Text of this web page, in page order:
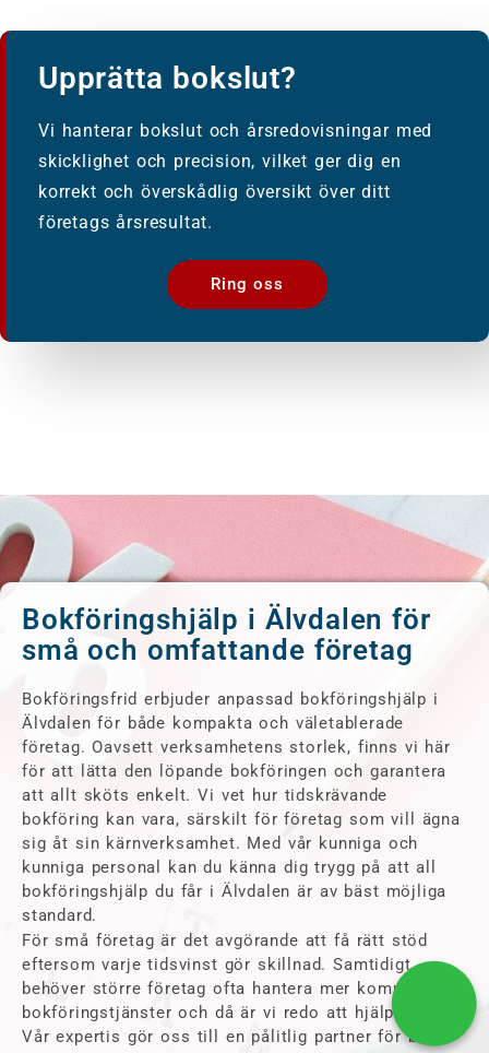
Upprätta bokslut?
Vi hanterar bokslut och årsredovisningar med
skicklighet och precision, vilket ger dig en
korrekt och överskådlig översikt över ditt
företags årsresultat.
Ring oss
Bokföringshjälp i Älvdalen för
små och omfattande företag
Bokföringsfrid erbjuder anpassad bokföringshjälp i
Älvdalen för både kompakta och väletablerade
företag. Oavsett verksamhetens storlek, finns vi här
för att lätta den löpande bokföringen och garantera
att allt sköts enkelt. Vi vet hur tidskrävande
bokföring kan vara, särskilt för företag som vill ägna
sig åt sin kärnverksamhet. Med vår kunniga och
kunniga personal kan du känna dig trygg på att all
bokföringshjälp du får i Älvdalen är av bäst möjliga
standard.
För små företag är det avgörande att få rätt stöd
eftersom varje tidsvinst gör skillnad. Samtidigt
behöver större företag ofta hantera mer komplexa
bokföringstjänster och då är vi redo att hjälpa till.
Vår expertis gör oss till en pålitlig partner för både